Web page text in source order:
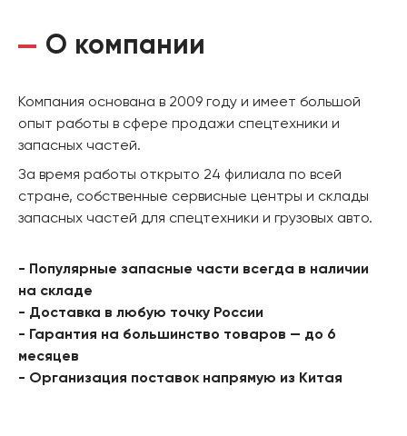
О компании
Компания основана в 2009 году и имеет большой
опыт работы в сфере продажи спецтехники и
запасных частей.
За время работы открыто 24 филиала по всей
стране, собственные сервисные центры и склады
запасных частей для спецтехники и грузовых авто.
- Популярные запасные части всегда в наличии
на складе
- Доставка в любую точку России
- Гарантия на большинство товаров — до 6
месяцев
- Организация поставок напрямую из Китая